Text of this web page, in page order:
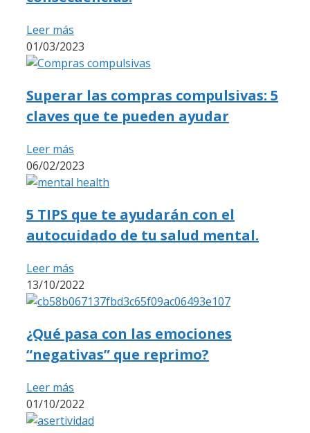
Leer más
01/03/2023
Superar las compras compulsivas: 5
claves que te pueden ayudar
Leer más
06/02/2023
5 TIPS que te ayudarán con el
autocuidado de tu salud mental.
Leer más
13/10/2022
¿Qué pasa con las emociones
“negativas” que reprimo?
Leer más
01/10/2022